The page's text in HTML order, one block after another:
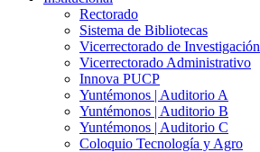
Rectorado
Sistema de Bibliotecas
Vicerrectorado de Investigación
Vicerrectorado Administrativo
Innova PUCP
Yuntémonos | Auditorio A
Yuntémonos | Auditorio B
Yuntémonos | Auditorio C
Coloquio Tecnología y Agro